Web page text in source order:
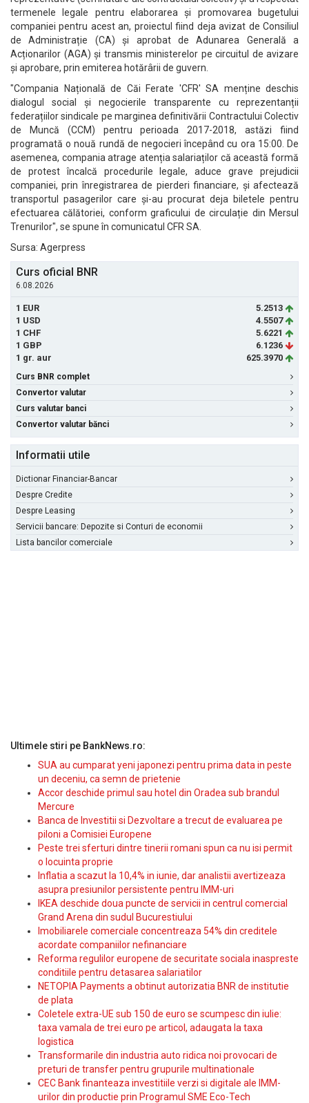
termenele legale pentru elaborarea și promovarea bugetului
companiei pentru acest an, proiectul fiind deja avizat de Consiliul
de Administrație (CA) și aprobat de Adunarea Generală a
Acționarilor (AGA) și transmis ministerelor pe circuitul de avizare
și aprobare, prin emiterea hotărârii de guvern.
"Compania Națională de Căi Ferate 'CFR' SA menține deschis
dialogul social și negocierile transparente cu reprezentanții
federațiilor sindicale pe marginea definitivării Contractului Colectiv
de Muncă (CCM) pentru perioada 2017-2018, astăzi fiind
programată o nouă rundă de negocieri începând cu ora 15:00. De
asemenea, compania atrage atenția salariaților că această formă
de protest încalcă procedurile legale, aduce grave prejudicii
companiei, prin înregistrarea de pierderi financiare, și afectează
transportul pasagerilor care și-au procurat deja biletele pentru
efectuarea călătoriei, conform graficului de circulație din Mersul
Trenurilor", se spune în comunicatul CFR SA.
Sursa: Agerpress
Curs oficial BNR
6.08.2026
1 EUR
5.2513
1 USD
4.5507
1 CHF
5.6221
1 GBP
6.1236
1 gr. aur
625.3970
Curs BNR complet
Convertor valutar
Curs valutar banci
Convertor valutar bănci
Informatii utile
Dictionar Financiar-Bancar
Despre Credite
Despre Leasing
Servicii bancare: Depozite si Conturi de economii
Lista bancilor comerciale
Ultimele stiri pe BankNews.ro:
SUA au cumparat yeni japonezi pentru prima data in peste
un deceniu, ca semn de prietenie
Accor deschide primul sau hotel din Oradea sub brandul
Mercure
Banca de Investitii si Dezvoltare a trecut de evaluarea pe
piloni a Comisiei Europene
Peste trei sferturi dintre tinerii romani spun ca nu isi permit
o locuinta proprie
Inflatia a scazut la 10,4% in iunie, dar analistii avertizeaza
asupra presiunilor persistente pentru IMM-uri
IKEA deschide doua puncte de servicii in centrul comercial
Grand Arena din sudul Bucurestiului
Imobiliarele comerciale concentreaza 54% din creditele
acordate companiilor nefinanciare
Reforma regulilor europene de securitate sociala inaspreste
conditiile pentru detasarea salariatilor
NETOPIA Payments a obtinut autorizatia BNR de institutie
de plata
Coletele extra-UE sub 150 de euro se scumpesc din iulie:
taxa vamala de trei euro pe articol, adaugata la taxa
logistica
Transformarile din industria auto ridica noi provocari de
preturi de transfer pentru grupurile multinationale
CEC Bank finanteaza investitiile verzi si digitale ale IMM-
urilor din productie prin Programul SME Eco-Tech